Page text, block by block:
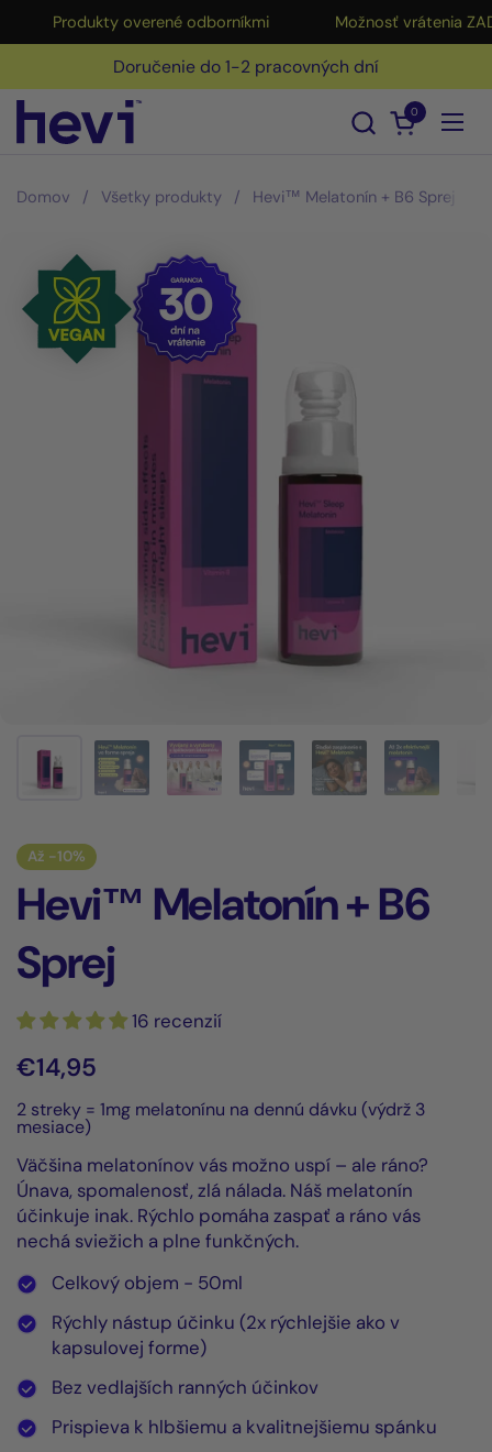
Preskočiť na obsah
Produkty overené odborníkmi Možnosť vrátenia
Doručenie do 1-2 pracovných dní
Otvoriť
0
Domov / Všetky produkty / Hevi™ Melatonín + B6 Sprej
Až -10%
Hevi™ Melatonín + B6
Sprej
16 recenzií
€14,95
2 streky = 1mg melatonínu na dennú dávku (výdrž 3
mesiace)
Väčšina melatonínov vás možno uspí – ale ráno?
Únava, spomalenosť, zlá nálada. Náš melatonín
účinkuje inak. Rýchlo pomáha zaspať a ráno vás
nechá sviežich a plne funkčných.
Celkový objem - 50ml
Rýchly nástup účinku (2x rýchlejšie ako v
kapsulovej forme)
Bez vedlajších ranných účinkov
Prispieva k hlbšiemu a kvalitnejšiemu spánku